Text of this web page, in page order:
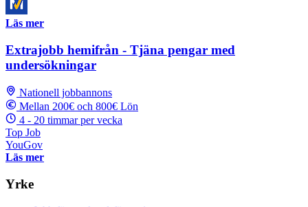
Läs mer
Extrajobb hemifrån - Tjäna pengar med
undersökningar
Nationell jobbannons
Mellan 200€ och 800€ Lön
4 - 20 timmar per vecka
Top Job
YouGov
Läs mer
Yrke